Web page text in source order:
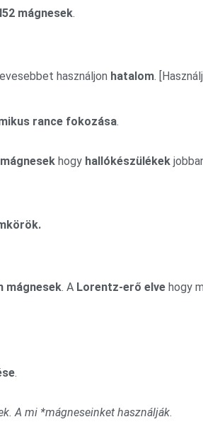
mágnesek.
használjon hatalom.
rance fokozása.
mágnesek hogy hallókészülékek
mágnesek. A Lorentz-erő elve hogy
.
A mi *mágneseinket használják.